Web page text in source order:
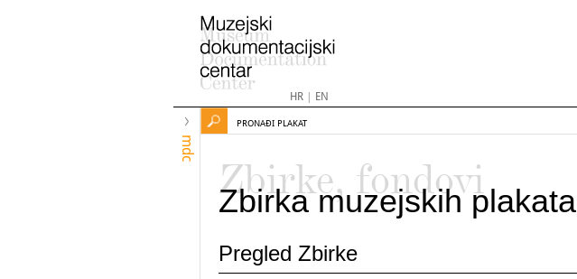
HR| EN
mdc
PRONAĐI PLAKAT
Zbirke, fondovi
Zbirka muzejskih plakata
Pregled Zbirke